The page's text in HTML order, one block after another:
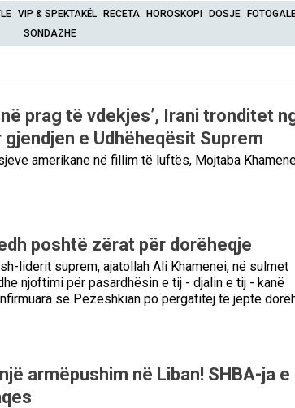
VIP & SPEKTAKËL RECETA HOROSKOPI DOSJE
SONDAZHE
prag të vdekjes’, Irani tronditet
gjendjen e Udhëheqësit Suprem
amerikane në fillim të luftës, Mojtaba
poshtë zërat për dorëheqje
liderit suprem, ajatollah Ali Khamenei, në sulmet
njoftimi për pasardhësin e tij - djalin e tij - kanë
se Pezeshkian po përgatitej të jepte
armëpushim në Liban! SHBA-ja e